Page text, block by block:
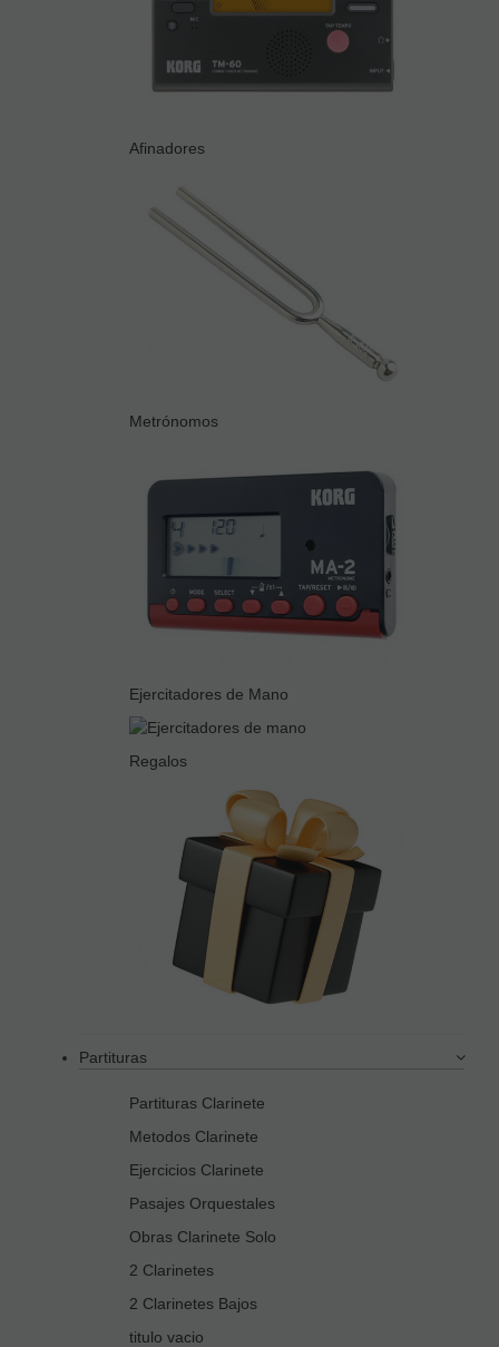
Afinadores
Metrónomos
Ejercitadores de Mano
Regalos
Partituras
Partituras Clarinete
Metodos Clarinete
Ejercicios Clarinete
Pasajes Orquestales
Obras Clarinete Solo
2 Clarinetes
2 Clarinetes Bajos
titulo vacio